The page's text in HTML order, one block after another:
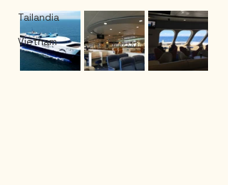
Tailandia
Vietnam